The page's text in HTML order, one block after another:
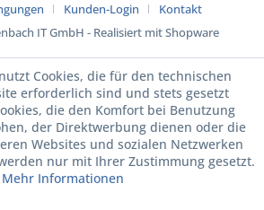
Kunden-Login
Kontakt
IT GmbH - Realisiert mit Shopware
Cookies, die für den technischen
erforderlich sind und stets gesetzt
die den Komfort bei Benutzung
der Direktwerbung dienen oder die
Websites und sozialen Netzwerken
nur mit Ihrer Zustimmung gesetzt.
Mehr Informationen